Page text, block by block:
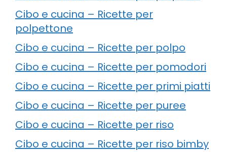
Cibo e cucina – Ricette per
polpettone
Cibo e cucina – Ricette per polpo
Cibo e cucina – Ricette per pomodori
Cibo e cucina – Ricette per primi piatti
Cibo e cucina – Ricette per puree
Cibo e cucina – Ricette per riso
Cibo e cucina – Ricette per riso bimby